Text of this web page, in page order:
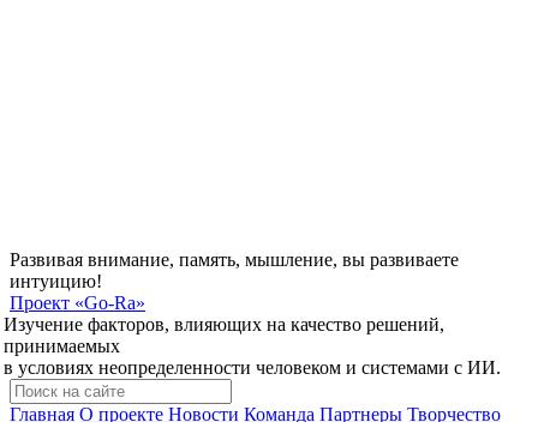
Развивая внимание, память, мышление, вы развиваете
интуицию!
Проект «Go-Ra»
Изучение факторов, влияющих на качество решений,
принимаемых
в условиях неопределенности человеком и системами с ИИ.
Главная О проекте Новости Команда Партнеры Творчество